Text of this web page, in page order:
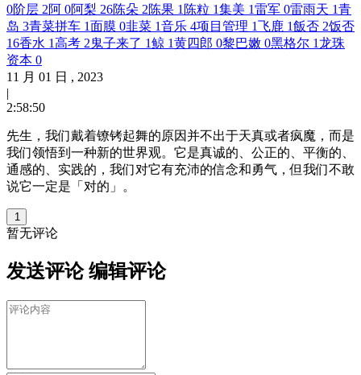
0阶层 2阿 0阿梨 26陈朵 2陈果 1 陈粒 1集美 1雷军 0雷雨天 1青
岛 3青菜拼车 1面膜 0韭菜 1音乐 4项目管理 1飞鹿 1飯否 2饭否
16香水 1高考 2鬼子来了 1鲸 1黄四郎 0黎巴嫩 0黑格尔 1龙珠
资本 0
11 月 01 日 , 2023
|
2:58:50
先生，我们戴着镣铐起舞的原因并不出于天真或者疯魔，而是
我们领悟到一种新的世界观。它是真诚的、公正的、平衡的、
通感的、实践的，我们对它有充沛的信念和勇气，但我们不敢
说它一定是「对的」。
1
暂无评论
发送评论 编辑评论